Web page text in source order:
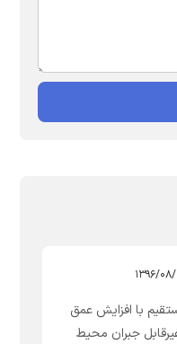
با افزایش عمق
جبران محیط